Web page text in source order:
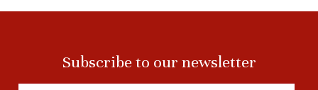
Subscribe to our newsletter